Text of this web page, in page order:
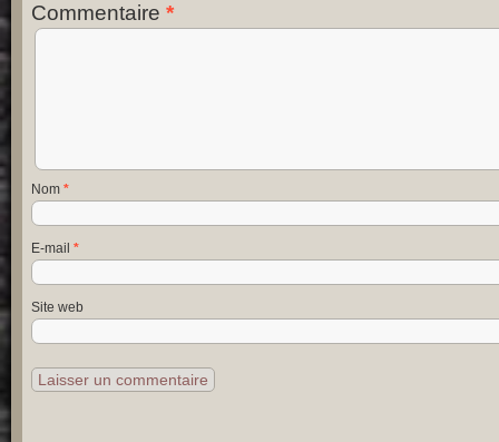
Commentaire *
Nom *
E-mail *
Site web